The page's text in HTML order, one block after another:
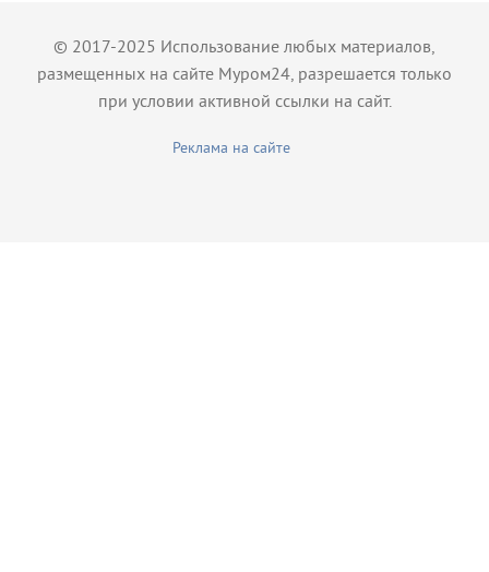
© 2017-2025 Использование любых материалов,
размещенных на сайте Муром24, разрешается только
при условии активной ссылки на сайт.
Реклама на сайте